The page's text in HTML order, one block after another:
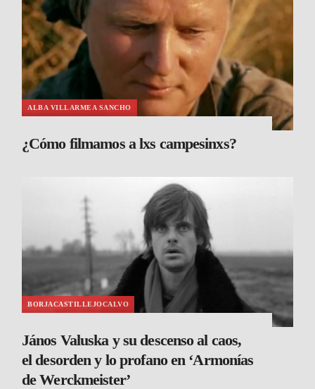
ALBA VILLARMEA SANCHO
¿Cómo filmamos a lxs campesinxs?
BORJACASTILLEJOCALVO
János Valuska y su descenso al caos,
el desorden y lo profano en ‘Armonías
de Werckmeister’